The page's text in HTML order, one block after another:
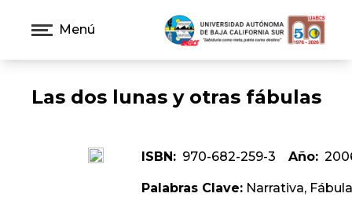
Menú
Las dos lunas y otras fábulas
ISBN: 970-682-259-3 Año:
Palabras Clave: Narrativa, Fábula